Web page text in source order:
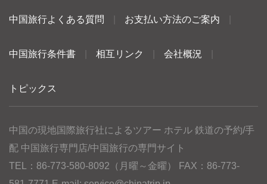
中国旅行よくある質問 お支払い方法のご案内
中国旅行条件書 相互リンク 会社概況
トピックス
中国の現地国際旅行社によるツアー ホテル 鉄道の予約/手
配 中国旅行専門店/中国旅行の専門サイト
TEL：86-773-580-8092（月曜～金曜） FAX：86-773-